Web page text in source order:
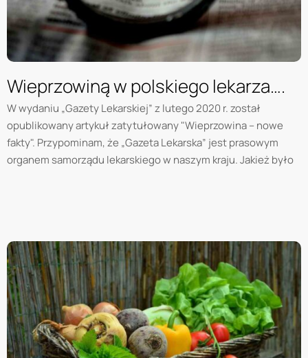
Wieprzowiną w polskiego lekarza….
W wydaniu „Gazety Lekarskiej” z lutego 2020 r. został
opublikowany artykuł zatytułowany "Wieprzowina – nowe
fakty". Przypominam, że „Gazeta Lekarska” jest prasowym
organem samorządu lekarskiego w naszym kraju. Jakież było